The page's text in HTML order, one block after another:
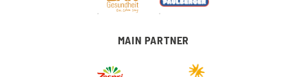
MAIN PARTNER